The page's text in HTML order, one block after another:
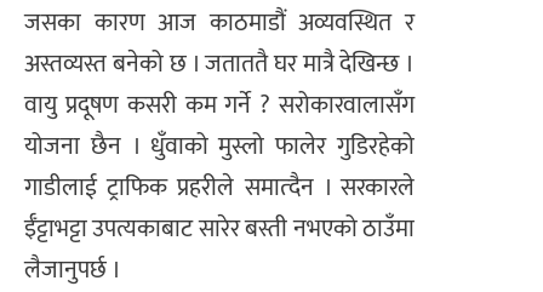
जसका कारण आज काठमाडौं अव्यवस्थित र
अस्तव्यस्त बनेको छ । जताततै घर मात्रै देखिन्छ ।
वायु प्रदूषण कसरी कम गर्ने ? सरोकारवालासँग
योजना छैन । धुँवाको मुस्लो फालेर गुडिरहेको
गाडीलाई ट्राफिक प्रहरीले समात्दैन । सरकारले
ईँट्टाभट्टा उपत्यकाबाट सारेर बस्ती नभएको ठाउँमा
लैजानुपर्छ ।